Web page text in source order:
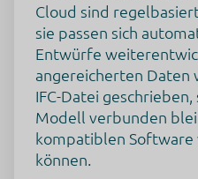
Cloud sind
sie passen sich
Entwürfe
angereicherten Daten
IFC-Datei
Modell verbunden
kompatiblen
können.
Rechtsgrundlage
Im Folgenden wird die nach
Rechtsgrundlage für die
personenbezogenen Daten
Art. 6 Abs. 1 s. 1 lit. a DSGVO
Ort der Verarbeitung
Europäische Union